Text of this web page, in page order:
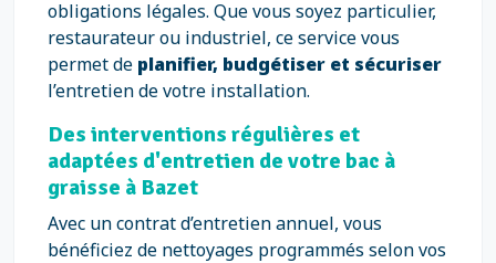
obligations légales. Que vous soyez particulier,
restaurateur ou industriel, ce service vous
permet de planifier, budgétiser et sécuriser
l’entretien de votre installation.
Des interventions régulières et
adaptées d'entretien de votre bac à
graisse à Bazet
Avec un contrat d’entretien annuel, vous
bénéficiez de nettoyages programmés selon vos